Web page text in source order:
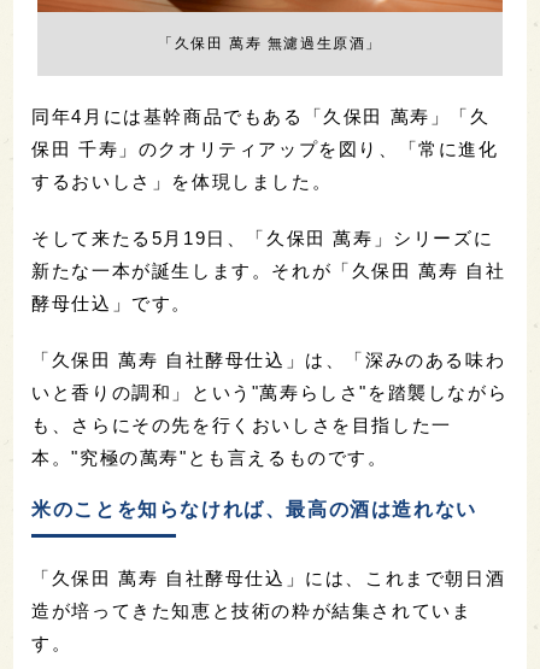
「久保田 萬寿 無濾過生原酒」
同年4月には基幹商品でもある「久保田 萬寿」「久
保田 千寿」のクオリティアップを図り、「常に進化
するおいしさ」を体現しました。
そして来たる5月19日、「久保田 萬寿」シリーズに
新たな一本が誕生します。それが「久保田 萬寿 自社
酵母仕込」です。
「久保田 萬寿 自社酵母仕込」は、「深みのある味わ
いと香りの調和」という"萬寿らしさ"を踏襲しながら
も、さらにその先を行くおいしさを目指した一
本。"究極の萬寿"とも言えるものです。
米のことを知らなければ、最高の酒は造れない
「久保田 萬寿 自社酵母仕込」には、これまで朝日酒
造が培ってきた知恵と技術の粋が結集されていま
す。